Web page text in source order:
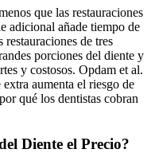
que las restauraciones
adicional añade tiempo de
de tres
porciones del diente y
y costosos. Opdam et al.
aumenta el riesgo de
qué los dentistas cobran
Diente el Precio?